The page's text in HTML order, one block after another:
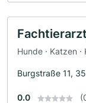
Hunde · Katzen ·
Burgstraße 11,
0.0